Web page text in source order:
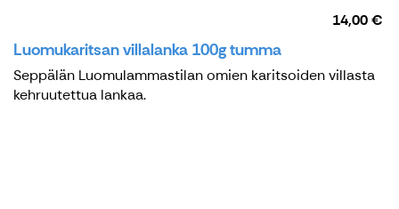
14,00 €
Luomukaritsan villalanka 100g tumma
Seppälän Luomulammastilan omien karitsoiden villasta
kehruutettua lankaa.